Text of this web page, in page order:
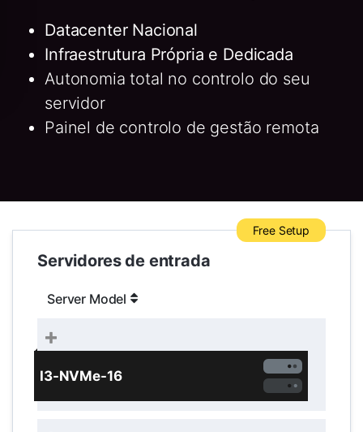
Datacenter Nacional
Infraestrutura Própria e Dedicada
Autonomia total no controlo do seu
servidor
Painel de controlo de gestão remota
Servidores de entrada
Server Model
I3-NVMe-16
Free Setup